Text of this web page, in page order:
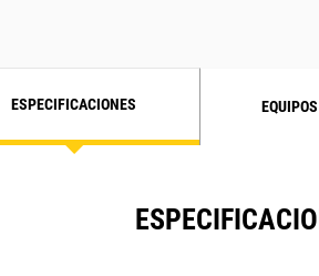
palancas de eje único o una palanca
están equipadas con interruptores
remotos de desconexión de la
parabrisas delantero amplio, plano y
ESPECIFICACIONES